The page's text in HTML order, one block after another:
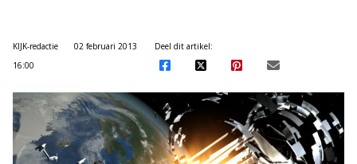
KIJK-redactie
02 februari 2013
16:00
Deel dit artikel: